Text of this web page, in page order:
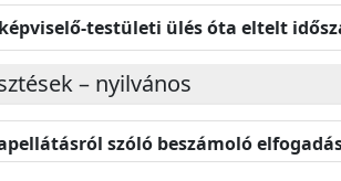
testületi ülés óta eltelt
– nyilvános
szóló beszámoló